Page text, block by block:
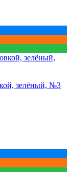
зелёный, №3